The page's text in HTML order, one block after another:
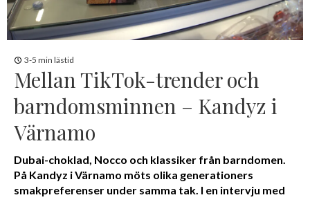
3-5 min lästid
Mellan TikTok-trender och
barndomsminnen – Kandyz i
Värnamo
Dubai-choklad, Nocco och klassiker från barndomen.
På Kandyz i Värnamo möts olika generationers
smakpreferenser under samma tak. I en intervju med